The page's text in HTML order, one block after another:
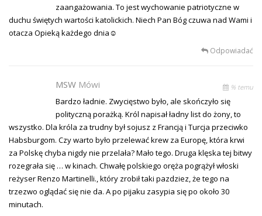
zaangażowania. To jest wychowanie patriotyczne w
duchu świętych wartości katolickich. Niech Pan Bóg czuwa nad Wami i
otacza Opieką każdego dnia☺
Odpowiadać
MSW Mówi % temu
Bardzo ładnie. Zwycięstwo było, ale skończyło się
polityczną porażką. Król napisał ładny list do żony, to
wszystko. Dla króla za trudny był sojusz z Francją i Turcja przeciwko
Habsburgom. Czy warto było przelewać krew za Europę, która krwi
za Polskę chyba nigdy nie przelała? Mało tego. Druga klęska tej bitwy
rozegrała się … w kinach. Chwałę polskiego oręża pogrążył włoski
reżyser Renzo Martinelli., który zrobił taki pazdziez, że tego na
trzezwo oglądać się nie da. A po pijaku zasypia się po około 30
minutach.